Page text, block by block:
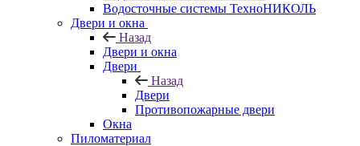
Водосточные системы ТехноНИКОЛЬ
Двери и окна
Назад
Двери и окна
Двери
Назад
Двери
Противопожарные двери
Окна
Пиломатериал